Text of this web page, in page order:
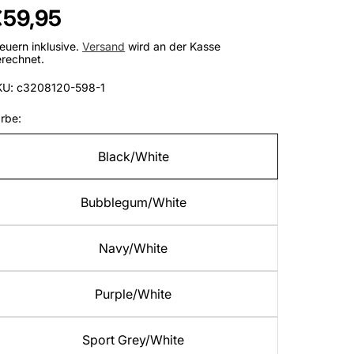
inklusive.Versand wird an der Kasse
c3208120-598-1
Black/White
Bubblegum/White
Navy/White
Purple/White
Sport Grey/White